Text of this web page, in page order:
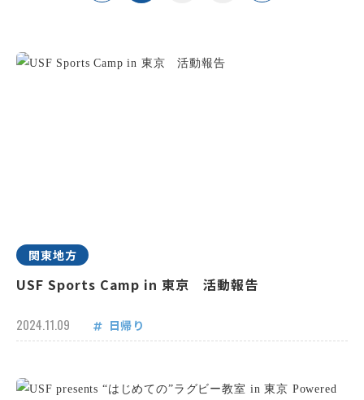
関東地方
USF Sports Camp in 東京 活動報告
2024.11.09 日帰り